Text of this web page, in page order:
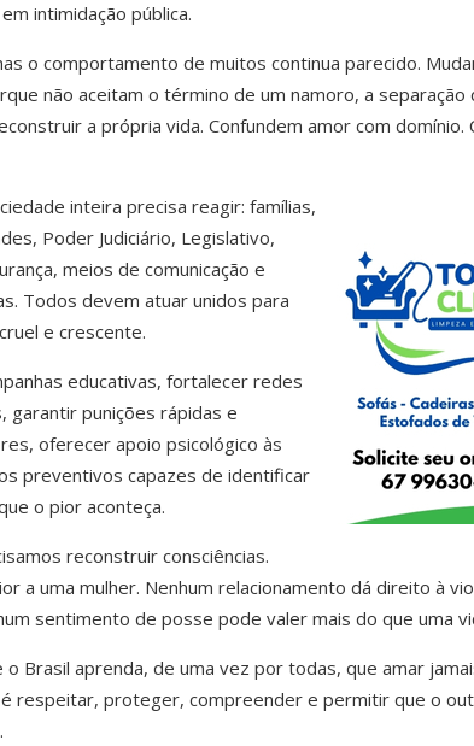
intimidação pública.
o comportamento de muitos continua parecido.
não aceitam o término de um namoro, a separação
a própria vida. Confundem amor com domínio.
inteira precisa reagir: famílias,
Poder Judiciário, Legislativo,
meios de comunicação e
Todos devem atuar unidos para
e crescente.
educativas, fortalecer redes
garantir punições rápidas e
oferecer apoio psicológico às
preventivos capazes de identificar
o pior aconteça.
reconstruir consciências.
a uma mulher. Nenhum relacionamento dá direito à
sentimento de posse pode valer mais do que uma
o Brasil aprenda, de uma vez por todas, que amar
é respeitar, proteger, compreender e permitir que o